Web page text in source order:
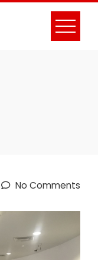
No Comments